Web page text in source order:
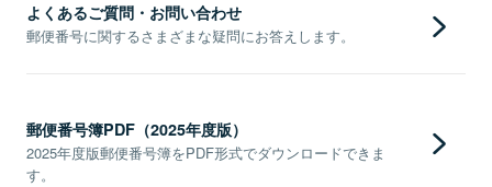
よくあるご質問・お問い合わせ
郵便番号に関するさまざまな疑問にお答えします。
郵便番号簿PDF（2025年度版）
2025年度版郵便番号簿をPDF形式でダウンロードできま
す。